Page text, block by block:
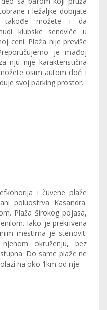
i ležaljke dobijate
takođe možete i da
klubske sendviče u
ceni. Plaža nije previše
je mađoj
nju nije karakteristična
osim autom doći i
svoj parking prostor.
i čuvene plaže
poluostrva Kasandra.
Plaža širokog pojasa,
Iako je prekrivena
mestima je stenovit.
okruženju, bez
Do same plaže ne
na oko 1km od nje.